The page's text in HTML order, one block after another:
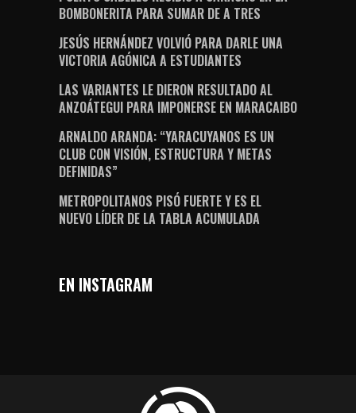
BOMBONERITA PARA SUMAR DE A TRES
JESÚS HERNÁNDEZ VOLVIÓ PARA DARLE UNA
VICTORIA AGÓNICA A ESTUDIANTES
LAS VARIANTES LE DIERON RESULTADO AL
ANZOÁTEGUI PARA IMPONERSE EN MARACAIBO
ARNALDO ARANDA: “YARACUYANOS ES UN
CLUB CON VISIÓN, ESTRUCTURA Y METAS
DEFINIDAS”
METROPOLITANOS PISÓ FUERTE Y ES EL
NUEVO LÍDER DE LA TABLA ACUMULADA
EN INSTAGRAM